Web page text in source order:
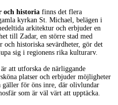
och historiafinns det flera
kyrkan St. Michael, belägen i
arkitektur och erbjuder en
till Zadar, en större stad med
historiska sevärdheter, gör det
sig i regionens rika kulturarv.
att utforska de närliggande
platser och erbjuder möjligheter
för öns inre, där olivlundar
som är väl värt att upptäcka.